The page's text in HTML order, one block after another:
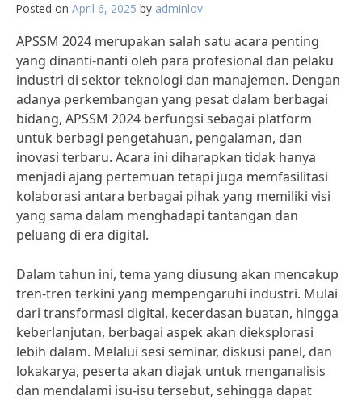
Posted on April 6, 2025 by adminlov
APSSM 2024 merupakan salah satu acara penting
yang dinanti-nanti oleh para profesional dan pelaku
industri di sektor teknologi dan manajemen. Dengan
adanya perkembangan yang pesat dalam berbagai
bidang, APSSM 2024 berfungsi sebagai platform
untuk berbagi pengetahuan, pengalaman, dan
inovasi terbaru. Acara ini diharapkan tidak hanya
menjadi ajang pertemuan tetapi juga memfasilitasi
kolaborasi antara berbagai pihak yang memiliki visi
yang sama dalam menghadapi tantangan dan
peluang di era digital.
Dalam tahun ini, tema yang diusung akan mencakup
tren-tren terkini yang mempengaruhi industri. Mulai
dari transformasi digital, kecerdasan buatan, hingga
keberlanjutan, berbagai aspek akan dieksplorasi
lebih dalam. Melalui sesi seminar, diskusi panel, dan
lokakarya, peserta akan diajak untuk menganalisis
dan mendalami isu-isu tersebut, sehingga dapat